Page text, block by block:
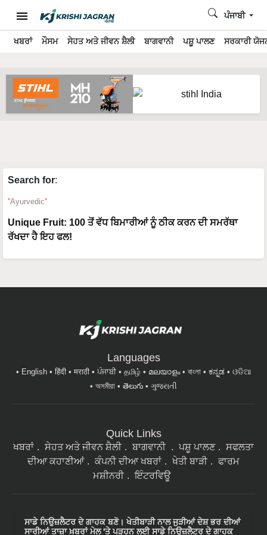
ਖਬਰਾਂ ਮੌਸਮ ਸੇਹਤ ਅਤੇ ਜੀਵਨ ਸ਼ੈਲੀ ਬਾਗਵਾਨੀ ਪਸ਼ੂ ਪਾਲਣ ਸਰਕਾਰੀ
ਪੰਜਾਬੀ
Search for:
Ayurvedic
Unique Fruit: 100 ਤੋਂ ਵੱਧ ਬਿਮਾਰੀਆਂ ਨੂੰ ਠੀਕ ਕਰਨ ਦੀ ਸਮਰੱਥਾ
ਰੱਖਦਾ ਹੈ ਇਹ ਫਲ!
Languages
English हिंदी मराठी ਪੰਜਾਬੀ தமிழ் മലയാളം বাংলা ಕನ್ನಡ
ଓଡିଆ
অসমীয়া
తెలుగు ગુજરાતી
Quick Links
ਖਬਰਾਂ ਸੇਹਤ ਅਤੇ ਜੀਵਨ ਸ਼ੈਲੀ ਬਾਗਵਾਨੀ ਪਸ਼ੂ ਪਾਲਣ
ਸਫਲਤਾ
ਦੀਆ ਕਹਾਣੀਆਂ
ਕੰਪਨੀ ਦੀਆ ਖਬਰਾਂ ਖੇਤੀ ਬਾੜੀ
ਫਾਰਮ
ਮਸ਼ੀਨਰੀ
ਇੰਟਰਵਿਊ
ਸਾਡੇ ਨਿਉਜ਼ਲੈਟਰ ਦੇ ਗਾਹਕ ਬਣੋ। ਖੇਤੀਬਾੜੀ ਨਾਲ ਜੁੜੀਆਂ ਦੇਸ਼ ਭਰ ਦੀਆਂ
ਸਾਰੀਆਂ ਤਾਜ਼ਾ ਖ਼ਬਰਾਂ ਮੇਲ 'ਤੇ ਪੜ੍ਹਨ ਲਈ ਸਾਡੇ ਨਿਉਜ਼ਲੈਟਰ ਦੇ ਗਾਹਕ